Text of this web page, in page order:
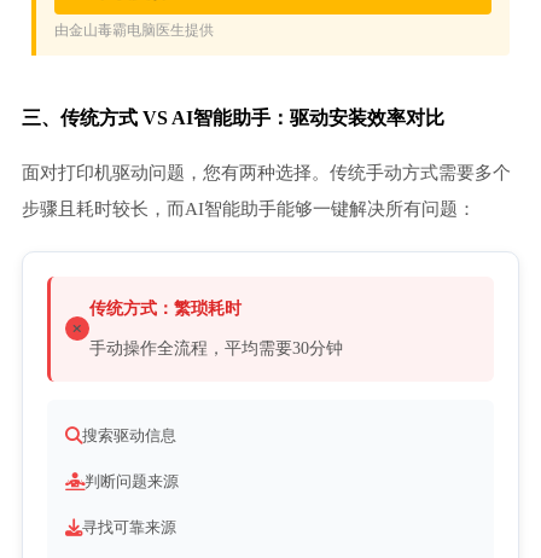
三、传统方式 VS AI智能助手：驱动安装效率对比
面对打印机驱动问题，您有两种选择。传统手动方式需要多个
步骤且耗时较长，而AI智能助手能够一键解决所有问题：
传统方式：繁琐耗时
手动操作全流程，平均需要30分钟
搜索驱动信息
判断问题来源
寻找可靠来源